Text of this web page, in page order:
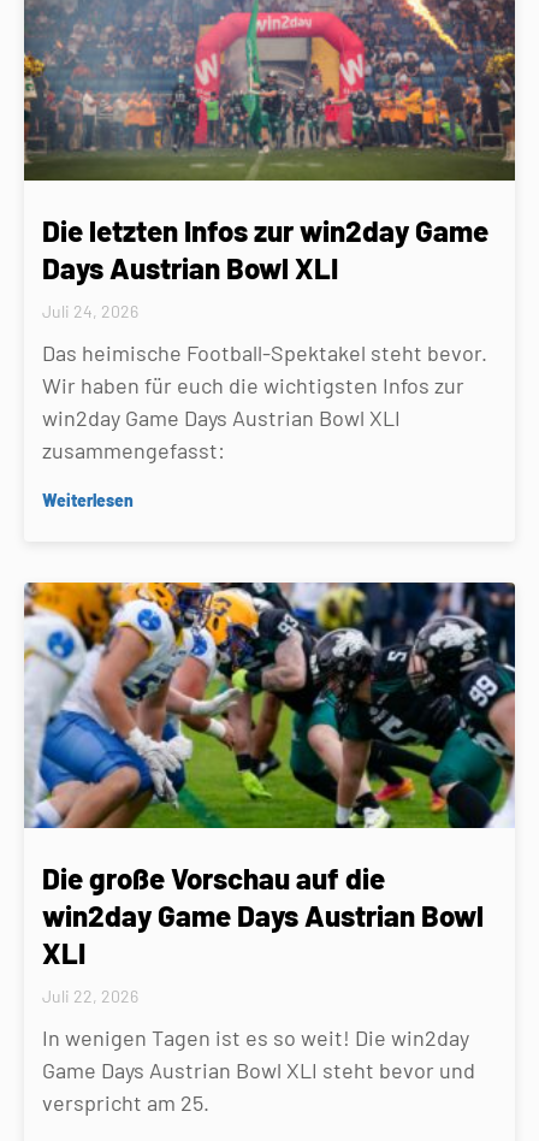
Die letzten Infos zur win2day Game
Days Austrian Bowl XLI
Juli 24, 2026
Das heimische Football-Spektakel steht bevor.
Wir haben für euch die wichtigsten Infos zur
win2day Game Days Austrian Bowl XLI
zusammengefasst:
Weiterlesen
Die große Vorschau auf die
win2day Game Days Austrian Bowl
XLI
Juli 22, 2026
In wenigen Tagen ist es so weit! Die win2day
Game Days Austrian Bowl XLI steht bevor und
verspricht am 25.